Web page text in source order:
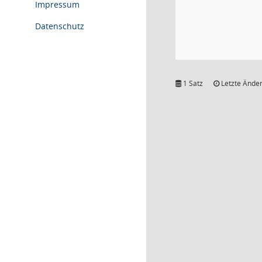
Impressum
Datenschutz
1 Satz Letzte